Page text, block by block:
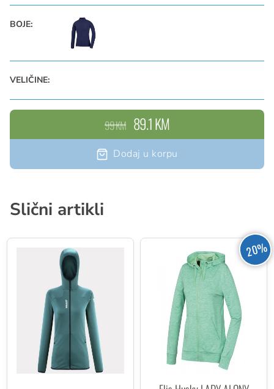
Anatomski oblikovani rez
Rukavi i ovratnik ojačani elastičnim rubom
Otvor za palac
pletivo, 85% poliester, 15% elastan
BOJE:
VELIČINE:
99 KM 89.1 KM
Dodaj u korpu
Slični artikli
20%